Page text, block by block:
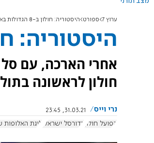
ערוץ 7 ספורט היסטוריה: חולון ב-8 הגדולות באירופה
היסטוריה: חולון ב-8
חולון לראשונה בתולדותיה
נרי וייס
31.03.21, 23:45
הפועל חולון
כדורסל ישראלי ליגת האלופות